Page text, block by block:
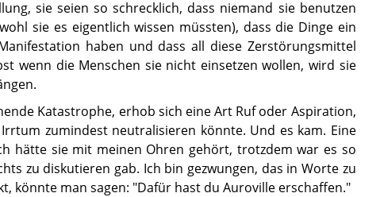
sie seien so schrecklich, dass niemand sie benutzen
sie es eigentlich wissen müssten), dass die Dinge ein
haben und dass all diese Zerstörungsmittel
wenn die Menschen sie nicht einsetzen wollen, wird sie
Katastrophe, erhob sich eine Art Ruf oder Aspiration,
zumindest neutralisieren könnte. Und es kam. Eine
hätte sie mit meinen Ohren gehört, trotzdem war es so
zu diskutieren gab. Ich bin gezwungen, das in Worte zu
könnte man sagen: "Dafür hast du Auroville erschaffen."